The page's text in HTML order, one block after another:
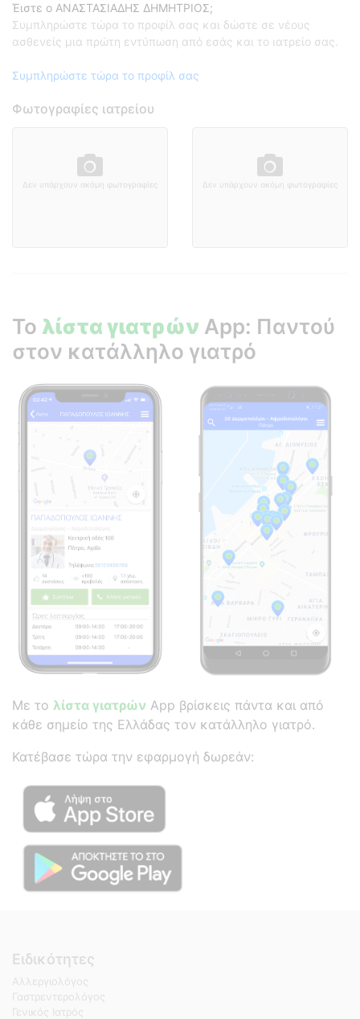
Έιστε ο ΑΝΑΣΤΑΣΙΑΔΗΣ ΔΗΜΗΤΡΙΟΣ;
Συμπληρώστε τώρα το προφίλ σας και δώστε σε νέους
ασθενείς μια πρώτη εντύπωση από εσάς και το ιατρείο σας.
Συμπληρώστε τώρα το προφίλ σας
Φωτογραφίες ιατρείου
Δεν υπάρχουν ακόμη φωτογραφίες Δεν υπάρχουν ακόμη φωτογραφίες
Το λίστα γιατρών App: Παντού
στον κατάλληλο γιατρό
Με το λίστα γιατρών App βρίσκεις πάντα και από
κάθε σημείο της Ελλάδας τον κατάλληλο γιατρό.
Κατέβασε τώρα την εφαρμογή δωρεάν:
Ειδικότητες
Αλλεργιολόγος
Γαστρεντερολόγος
Γενικός Ιατρός